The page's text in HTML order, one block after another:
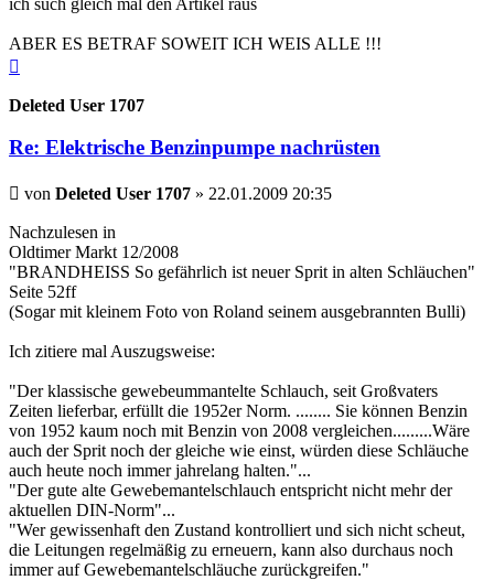
ABER ES BETRAF SOWEIT ICH WEIS ALLE !!!
Deleted User 1707
Re: Elektrische Benzinpumpe nachrüsten
Beitrag
von Deleted User 1707 » 22.01.2009 20:35
Nachzulesen in
Oldtimer Markt 12/2008
"BRANDHEISS So gefährlich ist neuer Sprit in alten Schläuchen"
Seite 52ff
(Sogar mit kleinem Foto von Roland seinem ausgebrannten Bulli)
Ich zitiere mal Auszugsweise:
"Der klassische gewebeummantelte Schlauch, seit Großvaters
Zeiten lieferbar, erfüllt die 1952er Norm. ........ Sie können Benzin
von 1952 kaum noch mit Benzin von 2008 vergleichen.........Wäre
auch der Sprit noch der gleiche wie einst, würden diese Schläuche
auch heute noch immer jahrelang halten."...
"Der gute alte Gewebemantelschlauch entspricht nicht mehr der
aktuellen DIN-Norm"...
"Wer gewissenhaft den Zustand kontrolliert und sich nicht scheut,
die Leitungen regelmäßig zu erneuern, kann also durchaus noch
immer auf Gewebemantelschläuche zurückgreifen."